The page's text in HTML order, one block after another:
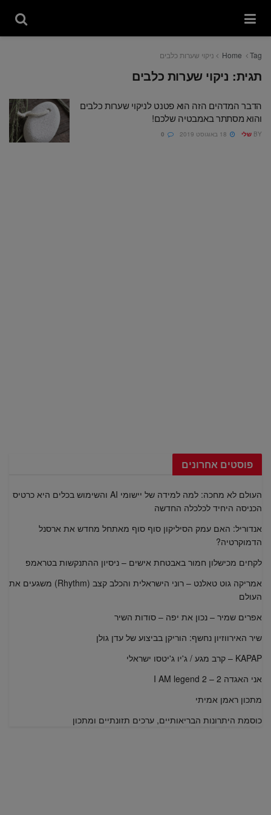
Home Tag ניקוי שערות כלבים
תגית: ניקוי שערות כלבים
הדבר המדהים הזה הוא פטנט לניקוי שערות כלבים
והוא מסתתר באמבטיה שלכם!
BY שלי
פוסטים אחרונים
העולם לא מחכה: למה למידה של יישומי AI והשימוש בכלים היא כרטיס
הכניסה היחיד לכלכלה החדשה
אנדוריל: האם עמק הסיליקון סוף סוף מאתחל מחדש את ארסנל
הדמוקרטיה?
לקחים מכישלון חמור באבטחת אישים – ניסיון ההתנקשות בטראמפ
אמריקה גוט טאלנט – רוני הישראלית והכלב קצב (Rhythm) משגעים את
העולם
אפרים שמיר – נכון את יפה – סודות השיר
שיר האירווזיון נחשף: הוריקן בביצוע של עדן גולן
KAPAP – קרב מגע / ג'יו ג'יטסו ישראלי
אני האגדה 2 – I AM legend 2
מתכון ראמן אמיתי
כוסמת היתרונות הבריאותיים, ערכים תזונתיים ומתכון